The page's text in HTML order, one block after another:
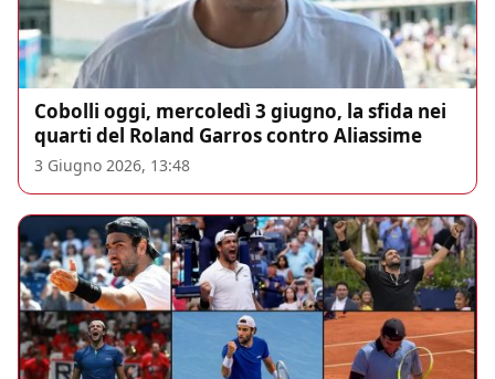
Cobolli oggi, mercoledì 3 giugno, la sfida nei
quarti del Roland Garros contro Aliassime
3 Giugno 2026, 13:48